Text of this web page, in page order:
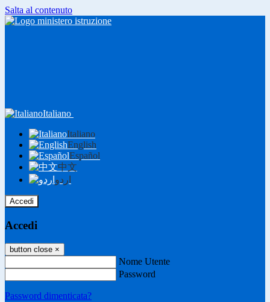
Salta al contenuto
Italiano
Italiano
English
Español
中文
اردو
Accedi
Accedi
button close ×
Nome Utente
Password
Password dimenticata?